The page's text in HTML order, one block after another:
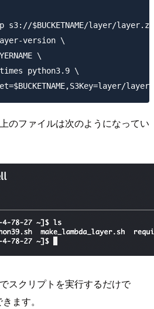
$BUCKETNAME/layer/
version \
\
python3.9 \
のファイルは次のようになってい
スクリプトを実行するだけで
ます。